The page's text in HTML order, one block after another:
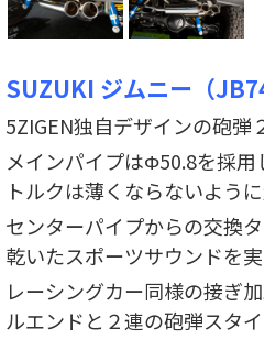
SUZUKI ジムニー（
5ZIGEN独自デザインの砲弾
メインパイプはΦ50.8を採
トルクは薄くならないよう
センターパイプからの交換
乾いたスポーツサウンドを実
レーシングカー同様の接ぎ
ルエンドと２連の砲弾スタ